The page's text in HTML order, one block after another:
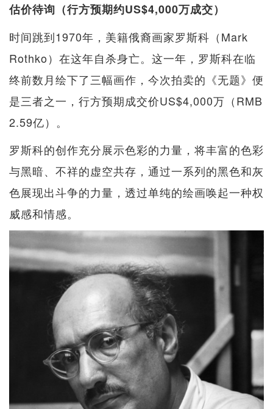
估价待询（行方预期约US$4,000万成交）
时间跳到1970年，美籍俄裔画家罗斯科（Mark
Rothko）在这年自杀身亡。这一年，罗斯科在临
终前数月绘下了三幅画作，今次拍卖的《无题》便
是三者之一，行方预期成交价US$4,000万（RMB
2.59亿）。
罗斯科的创作充分展示色彩的力量，将丰富的色彩
与黑暗、不祥的虚空共存，通过一系列的黑色和灰
色展现出斗争的力量，透过单纯的绘画唤起一种权
威感和情感。